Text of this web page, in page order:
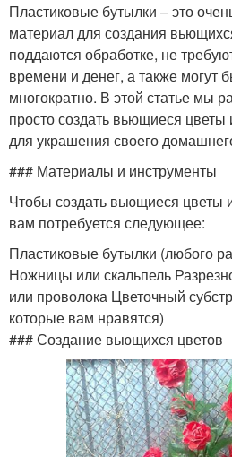
Пластиковые бутылки – это
материал для создания
поддаются обработке, не
времени и денег, а также могут
многократно. В этой статье мы
просто создать вьющиеся цветы
для украшения своего
### Материалы и инструменты
Чтобы создать вьющиеся цветы
вам потребуется следующее:
Пластиковые бутылки (любого
Ножницы или скальпель
или проволока Цветочный
которые вам нравятся)
### Создание вьющихся цветов